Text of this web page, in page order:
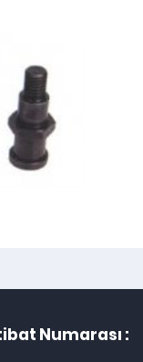
Numarası :